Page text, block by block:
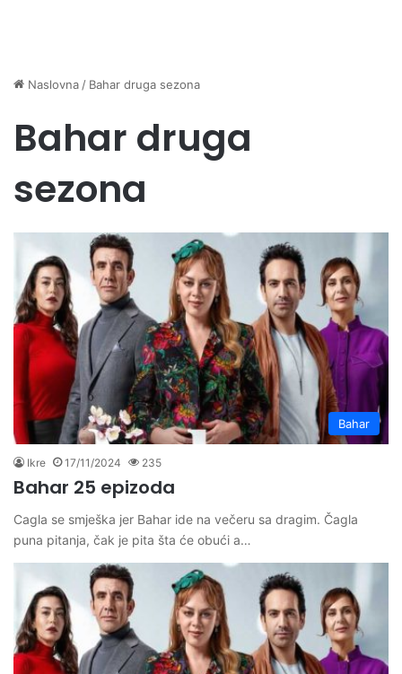
Naslovna / Bahar druga sezona
Bahar druga
sezona
Bahar
Ikre 17/11/2024 235
Bahar 25 epizoda
Cagla se smješka jer Bahar ide na večeru sa dragim. Čagla
puna pitanja, čak je pita šta će obući a…